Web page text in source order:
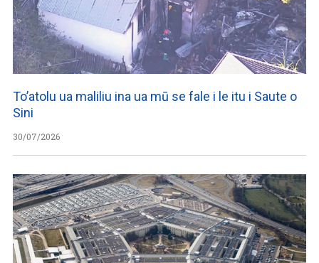
To’atolu ua maliliu ina ua mū se fale i le itu i Saute o
Sini
30/07/2026